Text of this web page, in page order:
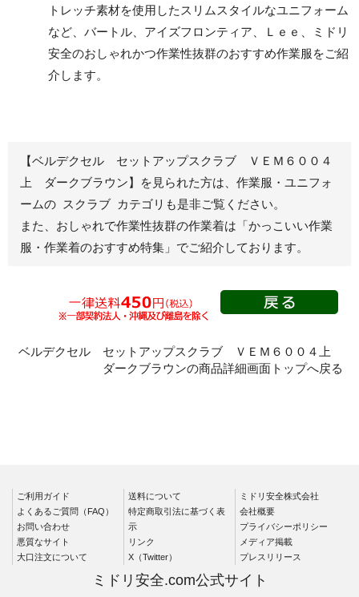
レディース作業着
ブルゾン
ジャンパー
秋冬長袖
春夏半袖
スモック
秋冬長袖
クリーンウェ
ワークパンツ
春夏
食品産業用
シャツ
トレッチ素材を使用したスリムスタイルなユニフォーム
など、バートル、アイズフロンティア、Ｌｅｅ、ミドリ
安全のおしゃれかつ作業性抜群のおすすめ作業服をご紹
介します。
【ベルデクセル セットアップスクラブ ＶＥＭ６００４
上 ダークブラウン】を見られた方は、作業服・ユニフォ
ームの スクラブ カテゴリも是非ご覧ください。
また、おしゃれで作業性抜群の作業着は 「かっこいい作業
服・作業着のおすすめ特集」 でご紹介しております。
ベルデクセル セットアップスクラブ ＶＥＭ６００４上
ダークブラウンの商品詳細画面トップへ戻る
ご利用ガイド
よくあるご質問（FAQ）
お問い合わせ
悪質なサイト
大口注文について
送料について
特定商取引法に基づく表
示
リンク
X（Twitter）
ミドリ安全株式会社
会社概要
プライバシーポリシー
メディア掲載
プレスリリース
ミドリ安全.com公式サイト